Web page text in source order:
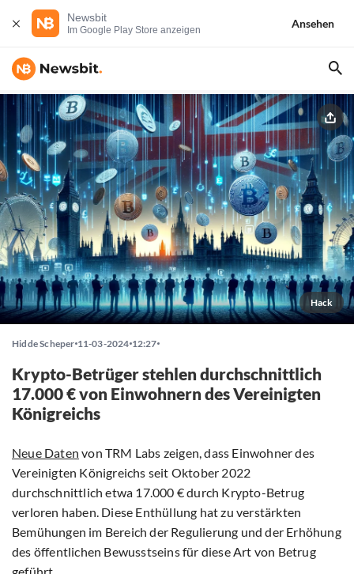
Newsbit
Im Google Play Store anzeigen
Ansehen
Hack
Hidde Scheper 11-03-2024 12:27
Krypto-Betrüger stehlen durchschnittlich
17.000 € von Einwohnern des Vereinigten
Königreichs
Neue Daten von TRM Labs zeigen, dass Einwohner des
Vereinigten Königreichs seit Oktober 2022
durchschnittlich etwa 17.000 € durch Krypto-Betrug
verloren haben. Diese Enthüllung hat zu verstärkten
Bemühungen im Bereich der Regulierung und der Erhöhung
des öffentlichen Bewusstseins für diese Art von Betrug